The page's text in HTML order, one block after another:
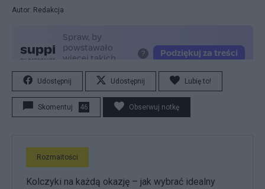
Autor: Redakcja
Udostępnij Udostępnij Lubię to!
Skomentuj 46 Obserwuj notkę
Rozmaitości
Kolczyki na każdą okazję – jak wybrać idealny